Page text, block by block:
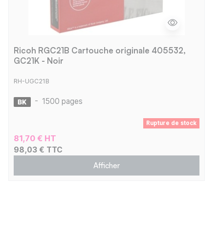
Ricoh RGC21B Cartouche originale 405532,
GC21K - Noir
RH-UGC21B
- 1500 pages
Rupture de stock
81,70 € HT
98,03 € TTC
Afficher